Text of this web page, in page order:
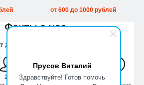
Прусов Виталий
Здравствуйте! Готов помочь
от 600 до 1000 рублей